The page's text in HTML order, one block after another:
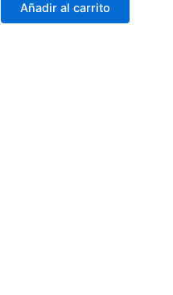
Añadir al carrito